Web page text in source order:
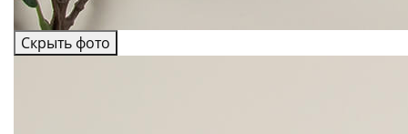
Скрыть фото